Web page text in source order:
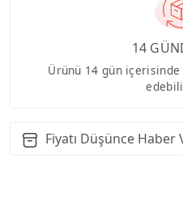
14
Ürünü 14 gün
Fiyatı Düşünce Haber